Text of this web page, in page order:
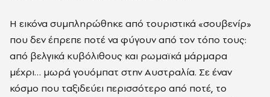
Η εικόνα συμπληρώθηκε από τουριστικά «σουβενίρ»
που δεν έπρεπε ποτέ να φύγουν από τον τόπο τους:
από βελγικά κυβόλιθους και ρωμαϊκά μάρμαρα
μέχρι… μωρά γουόμπατ στην Αυστραλία. Σε έναν
κόσμο που ταξιδεύει περισσότερο από ποτέ, το